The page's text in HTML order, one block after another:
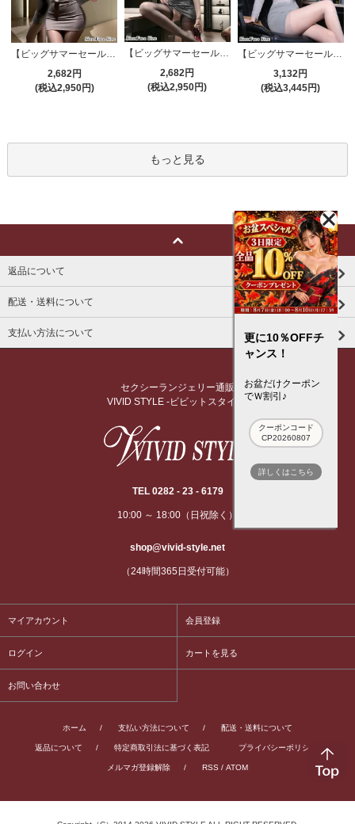
2,682円
(税込2,950円)
【ビッグサマーセール対象品】セクシーコスプレ(SEXYCOSPLAY) 4191
2,682円
(税込2,950円)
【ビッグサマーセール対象品】セクシーコスプレ(SEXYCOSPLAY) 4173
3,132円
(税込3,445円)
もっと見る
返品について
配送・送料について
支払い方法について
セクシーランジェリー通販
VIVID STYLE -ビビットスタイル-
TEL 0282 - 23 - 6179
10:00 ～ 18:00（日祝除く）
shop@vivid-style.net
（24時間365日受付可能）
マイアカウント 会員登録
ログイン カートを見る
お問い合わせ
ホーム / 支払い方法について / 配送・送料について
返品について / 特定商取引法に基づく表記 プライバシーポリシー
メルマガ登録解除 / RSS / ATOM
更に10％OFFチ
ャンス！
お盆だけクーポン
でＷ割引♪
クーポンコード
CP20260807
詳しくはこちら